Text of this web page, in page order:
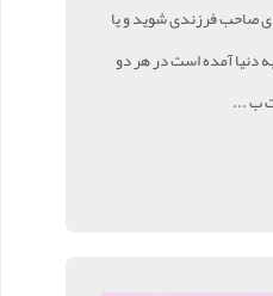
صاحب فرزندی شوید و یا
دنیا آمده است در هر دو
ب ...